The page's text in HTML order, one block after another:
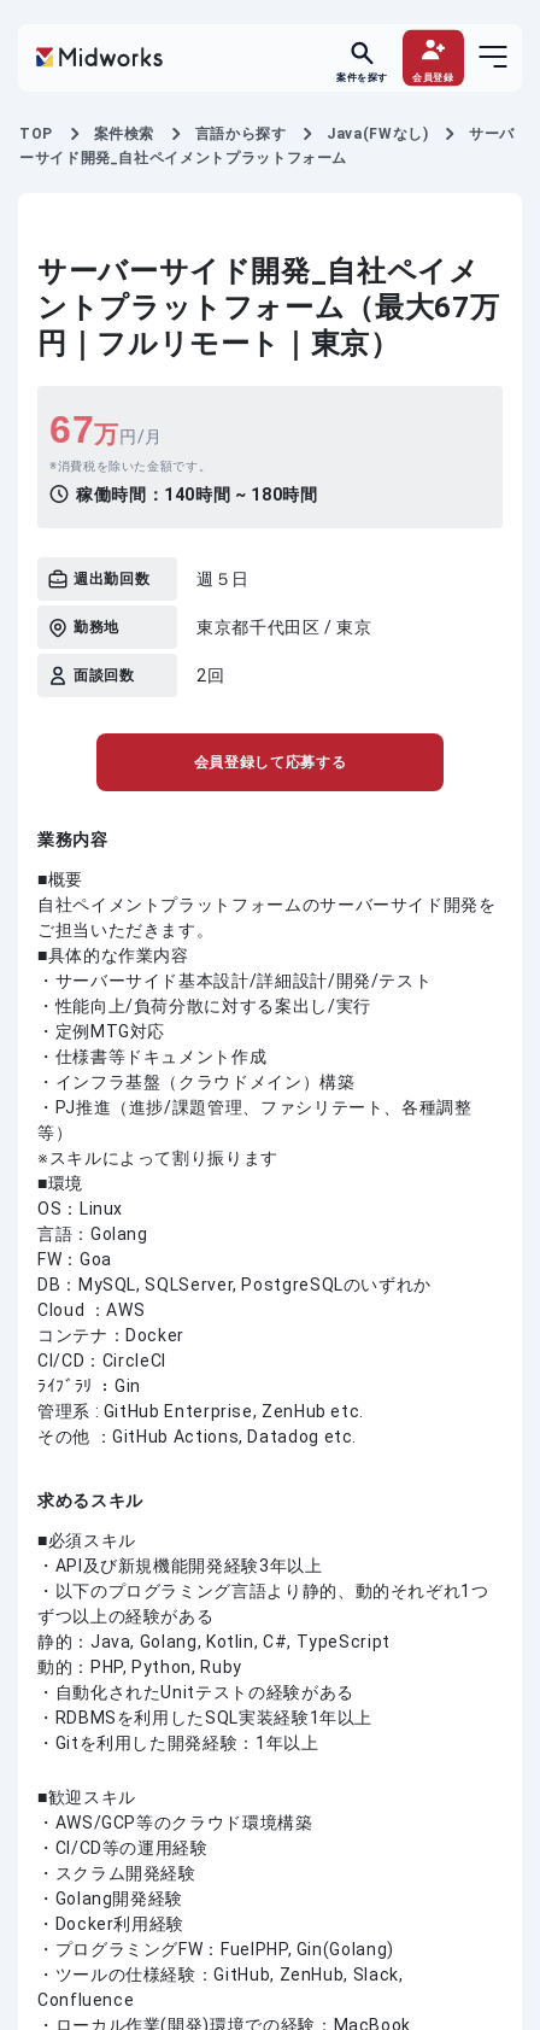
案件を探す 会員登録
TOP 案件検索 言語から探す Java(FWなし)
サーバ
ーサイド開発_自社ペイメントプラットフォーム
サーバーサイド開発_自社ペイメ
ントプラットフォーム（最大67万
円｜フルリモート｜東京）
67万円/月
消費税を除いた金額です。
稼働時間： 140時間 ~ 180時間
週出勤回数 週５日
勤務地 東京都千代田区 / 東京
面談回数 2回
会員登録して応募する
業務内容
■概要
自社ペイメントプラットフォームのサーバーサイド開発を
ご担当いただきます。
■具体的な作業内容
・サーバーサイド基本設計/詳細設計/開発/テスト
・性能向上/負荷分散に対する案出し/実行
・定例MTG対応
・仕様書等ドキュメント作成
・インフラ基盤（クラウドメイン）構築
・PJ推進（進捗/課題管理、ファシリテート、各種調整
等）
※スキルによって割り振ります
■環境
OS：Linux
言語：Golang
FW：Goa
DB：MySQL, SQLServer, PostgreSQLのいずれか
Cloud ：AWS
コンテナ：Docker
CI/CD：CircleCI
ﾗｲﾌﾞﾗﾘ ：Gin
管理系 : GitHub Enterprise, ZenHub etc.
その他 ：GitHub Actions, Datadog etc.
求めるスキル
必須スキル
・API及び新規機能開発経験3年以上
・以下のプログラミング言語より静的、動的それぞれ1つ
ずつ以上の経験がある
静的：Java, Golang, Kotlin, C#, TypeScript
動的：PHP, Python, Ruby
・自動化されたUnitテストの経験がある
・RDBMSを利用したSQL実装経験1年以上
・Gitを利用した開発経験：1年以上
歓迎スキル
・AWS/GCP等のクラウド環境構築
・CI/CD等の運用経験
・スクラム開発経験
・Golang開発経験
・Docker利用経験
・プログラミングFW：FuelPHP, Gin(Golang)
・ツールの仕様経験：GitHub, ZenHub, Slack,
Confluence
・ローカル作業(開発)環境での経験：MacBook